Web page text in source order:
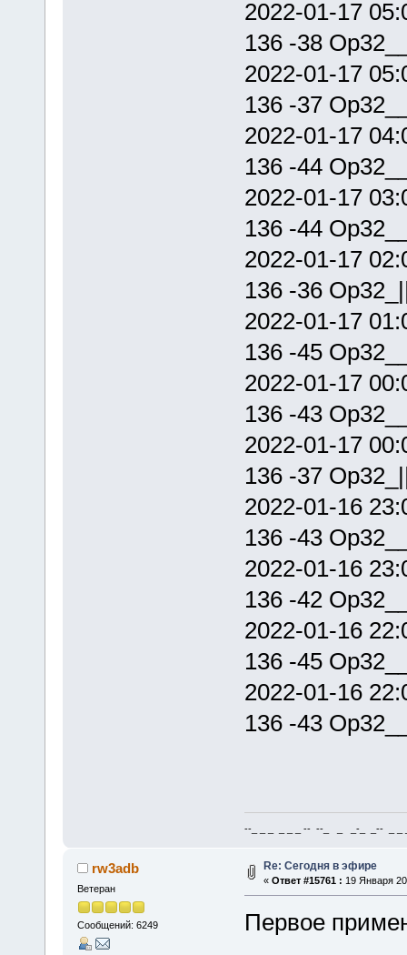
0518 -15 0.2 1433 ` DL7NN
0532 -23 0.1 1433 ` DL7NN
0628 -29 0.2 1433 ` DL7NN
0700 -23 0.2 1433 ` DL7NN
0704 -22 0.1 1433 ` DL7NN
0718 -21 0.3 1433 ` DL7NN
0722 -21 0.3 1433 ` DL7NN
0738 -26 0.2 1433 ` DL7NN
2022-01-17
136 -38
2022-01-17
136 -37
2022-01-17
136 -44
2022-01-17
136 -44
2022-01-17
136 -36
2022-01-17
136 -45
2022-01-17
136 -43
2022-01-17
136 -37
2022-01-16
136 -43
2022-01-16
136 -42
2022-01-16
136 -45
2022-01-16
136 -43
--_ _ _ _ _ _ -- --_ _ _-_ _-- _ _
rw3adb
Ветеран
Сообщений: 6249
Re: Сегодня в эфире
« Ответ #15761 : 19 Января
Первое